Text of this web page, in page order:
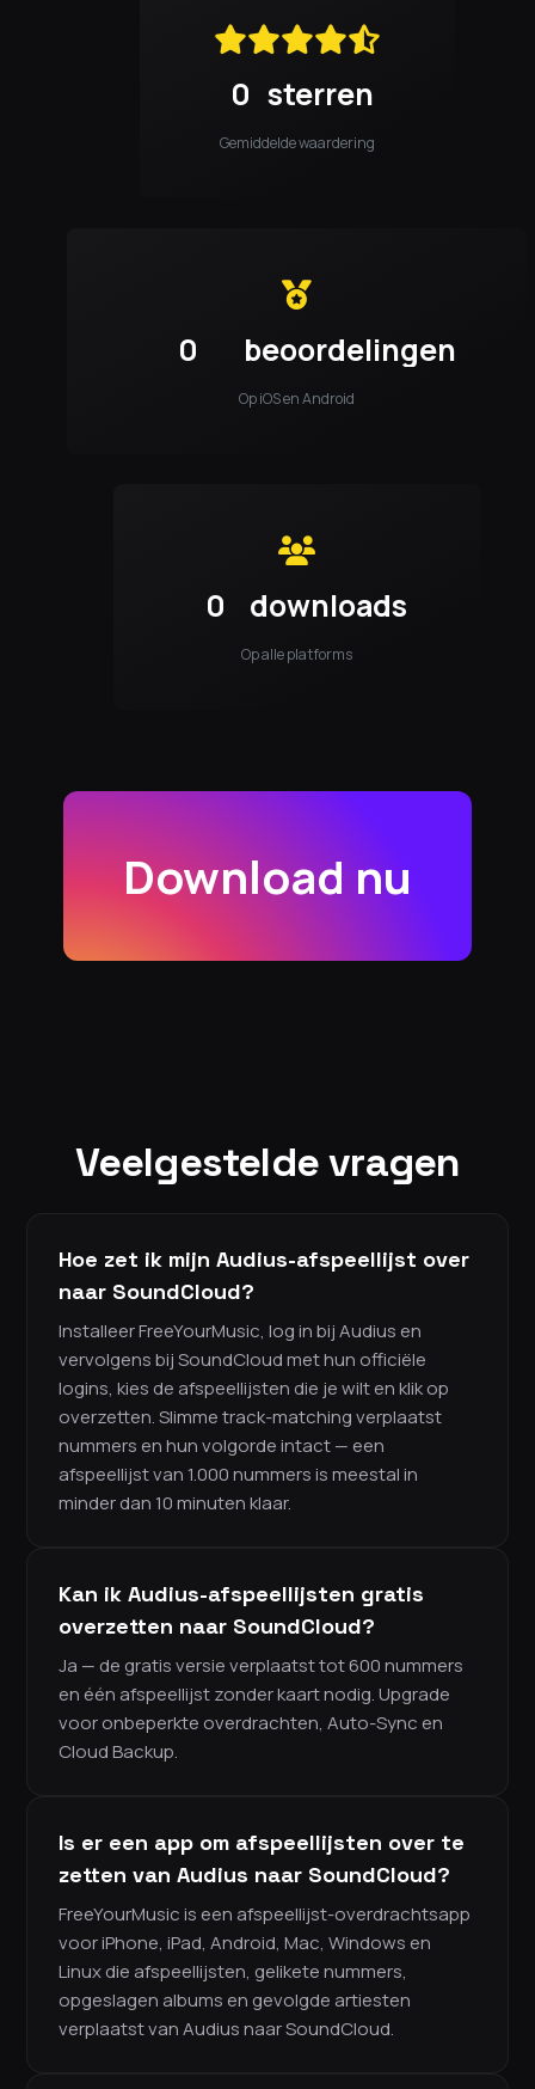
0 sterren
Gemiddelde waardering
0 beoordelingen
Op iOS en Android
0 downloads
Op alle platforms
Download nu
Veelgestelde vragen
Hoe zet ik mijn Audius-afspeellijst over
naar SoundCloud?
Installeer FreeYourMusic, log in bij Audius en
vervolgens bij SoundCloud met hun officiële
logins, kies de afspeellijsten die je wilt en klik op
overzetten. Slimme track-matching verplaatst
nummers en hun volgorde intact — een
afspeellijst van 1.000 nummers is meestal in
minder dan 10 minuten klaar.
Kan ik Audius-afspeellijsten gratis
overzetten naar SoundCloud?
Ja — de gratis versie verplaatst tot 600 nummers
en één afspeellijst zonder kaart nodig. Upgrade
voor onbeperkte overdrachten, Auto-Sync en
Cloud Backup.
Is er een app om afspeellijsten over te
zetten van Audius naar SoundCloud?
FreeYourMusic is een afspeellijst-overdrachtsapp
voor iPhone, iPad, Android, Mac, Windows en
Linux die afspeellijsten, gelikete nummers,
opgeslagen albums en gevolgde artiesten
verplaatst van Audius naar SoundCloud.